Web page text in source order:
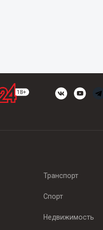
Транспорт
Спорт
Недвижимость